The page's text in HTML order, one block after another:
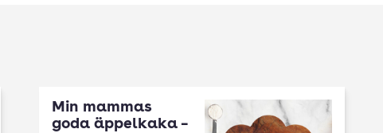
Min mammas
goda äppelkaka –